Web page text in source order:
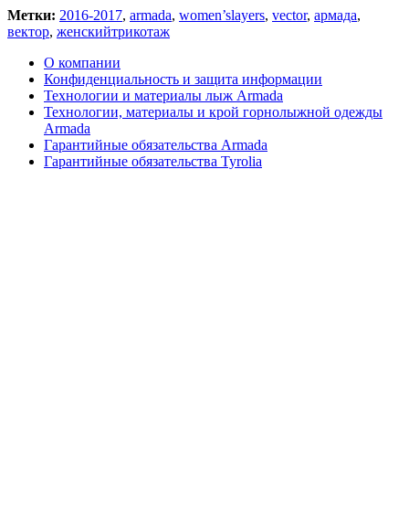
Метки: 2016-2017, armada, women’slayers, vector, армада,
вектор, женскийтрикотаж
О компании
Конфиденциальность и защита информации
Технологии и материалы лыж Armada
Технологии, материалы и крой горнолыжной одежды
Armada
Гарантийные обязательства Armada
Гарантийные обязательства Tyrolia